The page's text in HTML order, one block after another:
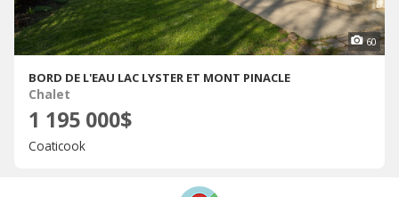
60
BORD DE L'EAU LAC LYSTER ET MONT PINACLE
Chalet
1 195 000$
Coaticook